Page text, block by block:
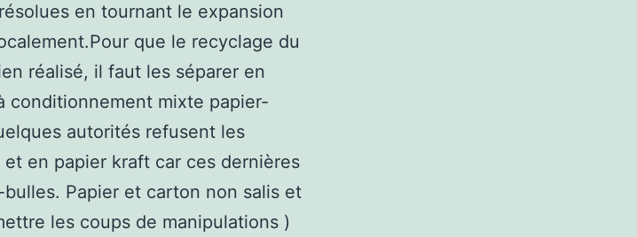
en tournant le expansion
que le recyclage du
réalisé, il faut les séparer en
conditionnement mixte papier-
autorités refusent les
en papier kraft car ces dernières
Papier et carton non salis et
les coups de manipulations )